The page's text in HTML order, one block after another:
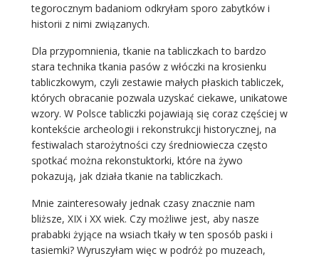
tegorocznym badaniom odkryłam sporo zabytków i
historii z nimi związanych.
Dla przypomnienia, tkanie na tabliczkach to bardzo
stara technika tkania pasów z włóczki na krosienku
tabliczkowym, czyli zestawie małych płaskich tabliczek,
których obracanie pozwala uzyskać ciekawe, unikatowe
wzory. W Polsce tabliczki pojawiają się coraz częściej w
kontekście archeologii i rekonstrukcji historycznej, na
festiwalach starożytności czy średniowiecza często
spotkać można rekonstuktorki, które na żywo
pokazują, jak działa tkanie na tabliczkach.
Mnie zainteresowały jednak czasy znacznie nam
bliższe, XIX i XX wiek. Czy możliwe jest, aby nasze
prababki żyjące na wsiach tkały w ten sposób paski i
tasiemki? Wyruszyłam więc w podróż po muzeach,